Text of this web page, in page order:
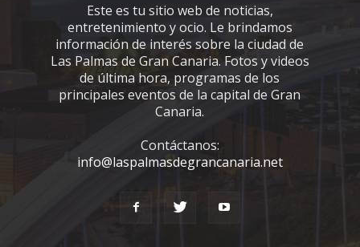
Este es tu sitio web de noticias,
entretenimiento y ocio. Le brindamos
información de interés sobre la ciudad de
Las Palmas de Gran Canaria. Fotos y videos
de última hora, programas de los
principales eventos de la capital de Gran
Canaria.
Contáctanos:
info@laspalmasdegrancanaria.net